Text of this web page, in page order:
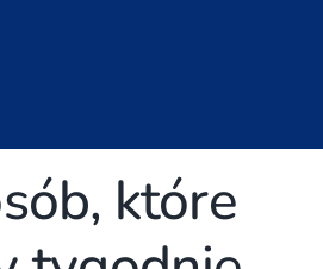
które